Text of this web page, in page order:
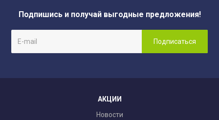
Подпишись и получай выгодные предложения!
АКЦИИ
Новости